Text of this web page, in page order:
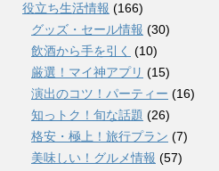
役立ち生活情報 (166)
グッズ・セール情報 (30)
飲酒から手を引く (10)
厳選！マイ神アプリ (15)
演出のコツ！パーティー (16)
知っトク！旬な話題 (26)
格安・極上！旅行プラン (7)
美味しい！グルメ情報 (57)